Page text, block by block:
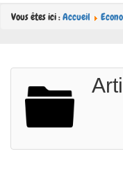
Vous êtes ici :Accueil